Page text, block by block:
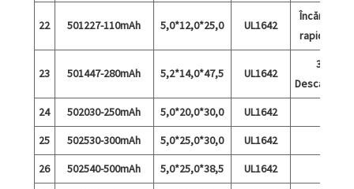
22 501227-110mAh 5,0*12,0*25,0 UL1642
Încărcare
rapidă 5C
23 501447-280mAh 5,2*14,0*47,5 UL1642
3A
Descărcare
24
502030-250mAh 5,0*20,0*30,0
UL1642
25
502530-300mAh 5,0*25,0*30,0
UL1642
26
502540-500mAh 5,0*25,0*38,5
UL1642